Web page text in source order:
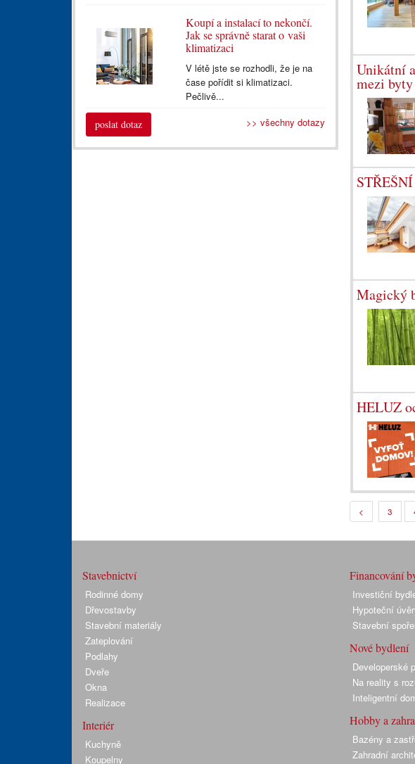
Unikátní
mezi byty
Magický
HELUZ
< 3
Koupí a instalací to nekončí.
Jak se správně starat o vaši
klimatizaci
V létě jste se rozhodli, že je na
čase pořídit si klimatizaci.
Pečlivě...
poslat dotaz >> všechny dotazy
Stavebnictví
Rodinné domy
Dřevostavby
Stavební materiály
Zateplování
Podlahy
Dveře
Okna
Realizace
Interiér
Kuchyně
Koupelny
Financování
Investiční
Hypoteční
Stavební
Nové bydlení
Developerské
Na reality s
Inteligentní
Hobby a
Bazény a
Zahradní